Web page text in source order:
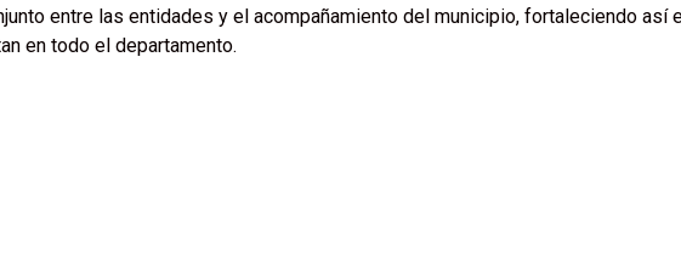
entre las entidades y el acompañamiento del municipio, fortaleciendo así
en todo el departamento.